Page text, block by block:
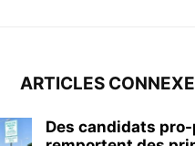
ARTICLES
Des candidats